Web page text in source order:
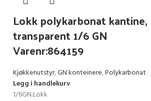
Lokk polykarbonat kantine,
transparent 1/6 GN
Varenr:864159
Kjøkkenutstyr,GN konteinere,Polykarbonat
Legg i handlekurv
1/6GN:Lokk